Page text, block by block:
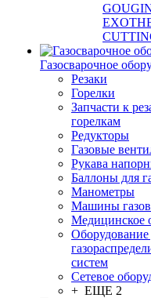
Газосварочное
Резаки
Горелки
Запчасти к
горелкам
Редукторы
Газовые
Рукава
Баллоны для
Манометры
Машины
Медицинское
Оборудование
систем
Сетевое
+ ЕЩЕ 2